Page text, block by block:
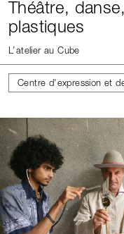
Théâtre,
plastiques
L’atelier au Cube
Centre d'expression et